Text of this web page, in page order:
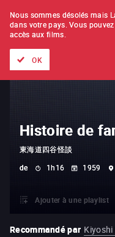
À L'UNITÉ
Histoire de
東海道四谷怪談
de
1h16 1959
Ajouter à une playlist
Recommandé par
Nous sommes désolés mais
dans votre pays. Vous
accès aux films.
OK